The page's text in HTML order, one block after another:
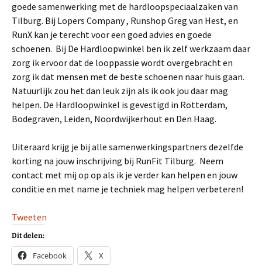
goede samenwerking met de hardloopspeciaalzaken van
Tilburg. Bij Lopers Company , Runshop Greg van Hest, en
RunX kan je terecht voor een goed advies en goede
schoenen. Bij De Hardloopwinkel ben ik zelf werkzaam daar
zorg ik ervoor dat de looppassie wordt overgebracht en
zorg ik dat mensen met de beste schoenen naar huis gaan.
Natuurlijk zou het dan leuk zijn als ik ook jou daar mag
helpen. De Hardloopwinkel is gevestigd in Rotterdam,
Bodegraven, Leiden, Noordwijkerhout en Den Haag.
Uiteraard krijg je bij alle samenwerkingspartners dezelfde
korting na jouw inschrijving bij RunFit Tilburg. Neem
contact met mij op op als ik je verder kan helpen en jouw
conditie en met name je techniek mag helpen verbeteren!
Tweeten
Dit delen:
Facebook X